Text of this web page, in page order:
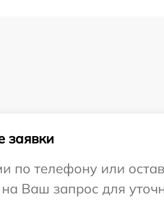
заявки
по телефону или
на Ваш запрос для